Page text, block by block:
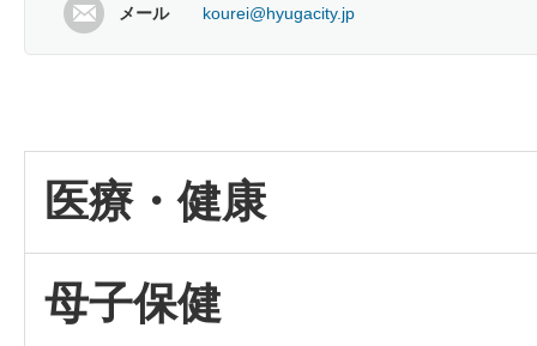
メール kourei@hyugacity.jp
医療・健康
母子保健